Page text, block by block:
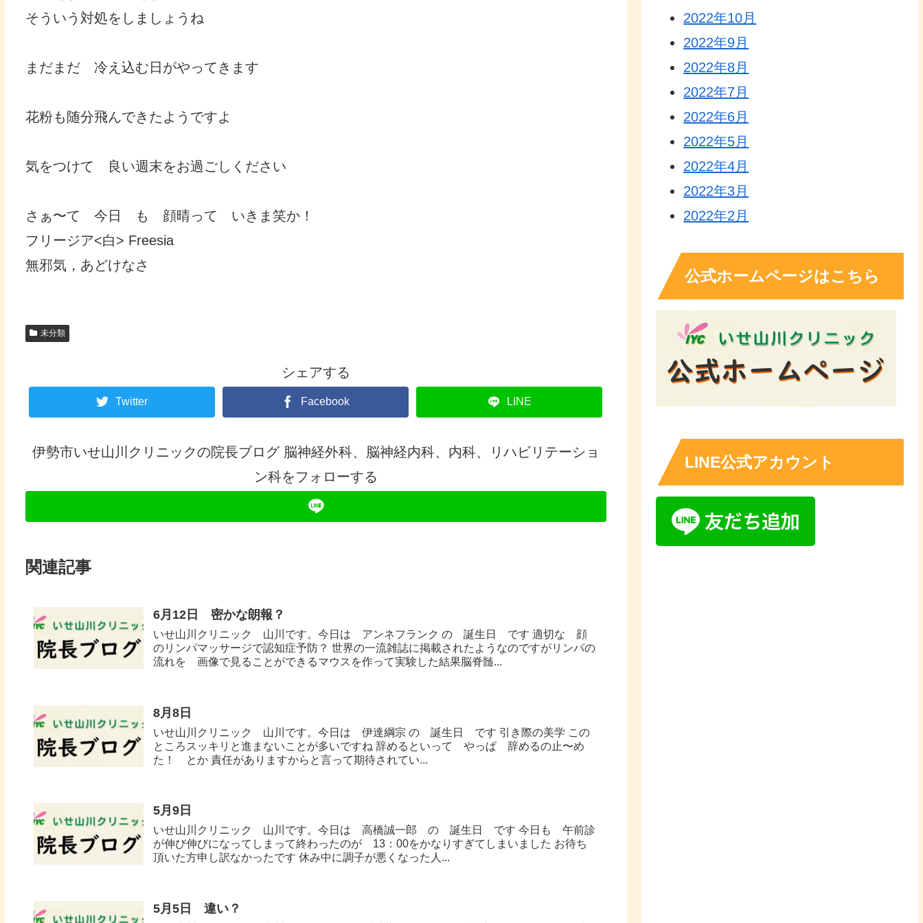
そういう対処をしましょうね
まだまだ 冷え込む日がやってきます
花粉も随分飛んできたようですよ
気をつけて 良い週末をお過ごしください
さぁ〜て 今日 も 顔晴って いきま笑か！
フリージア<白> Freesia
無邪気，あどけなさ
未分類
シェアする
Twitter Facebook LINE
伊勢市いせ山川クリニックの院長ブログ 脳神経外科、脳神経内科、内科、リハビリテーショ
ン科をフォローする
関連記事
6月12日 密かな朗報？
いせ山川クリニック 山川です。今日は アンネフランク の 誕生日 です 適切な 顔
のリンパマッサージで認知症予防？ 世界の一流雑誌に掲載されたようなのですがリンパの
流れを 画像で見ることができるマウスを作って実験した結果脳脊髄...
8月8日
いせ山川クリニック 山川です。今日は 伊達綱宗 の 誕生日 です 引き際の美学 この
ところスッキリと進まないことが多いですね 辞めるといって やっぱ 辞めるの止〜め
た！ とか 責任がありますからと言って期待されてい...
5月9日
いせ山川クリニック 山川です。今日は 高橋誠一郎 の 誕生日 です 今日も 午前診
が伸び伸びになってしまって終わったのが 13：00をかなりすぎてしまいました お待ち
頂いた方申し訳なかったです 休み中に調子が悪くなった人...
5月5日 違い？
2022年10月
2022年9月
2022年8月
2022年7月
2022年6月
2022年5月
2022年4月
2022年3月
2022年2月
公式ホームページはこちら
LINE公式アカウント